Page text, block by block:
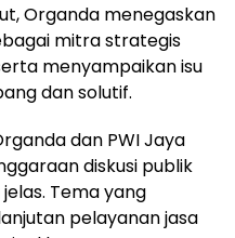
Organda menegaskan
mitra strategis
menyampaikan isu
dan solutif.
dan PWI Jaya
diskusi publik
Tema yang
pelayanan jasa